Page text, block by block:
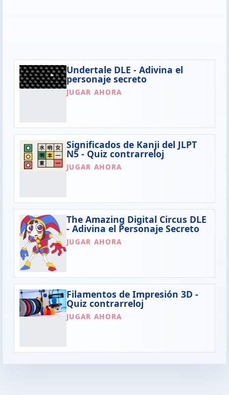
Undertale DLE - Adivina el
personaje secreto
JUGAR AHORA
Significados de Kanji del JLPT
N5 - Quiz contrarreloj
JUGAR AHORA
The Amazing Digital Circus DLE
- Adivina el Personaje Secreto
JUGAR AHORA
Filamentos de Impresión 3D -
Quiz contrarreloj
JUGAR AHORA